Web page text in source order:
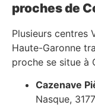
proches de
Plusieurs centres
Haute-Garonne
proche se situe à
Cazenave
Nasque,